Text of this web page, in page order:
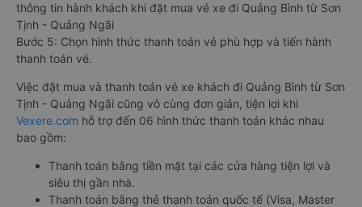
thông tin hành khách khi đặt mua vé xe đi Quảng Bình từ Sơn
Tịnh - Quảng Ngãi
Bước 5: Chọn hình thức thanh toán vé phù hợp và tiến hành
thanh toán vé.
Việc đặt mua và thanh toán vé xe khách đi Quảng Bình từ Sơn
Tịnh - Quảng Ngãi cũng vô cùng đơn giản, tiện lợi khi
Vexere.com hỗ trợ đến 06 hình thức thanh toán khác nhau
bao gồm:
Thanh toán bằng tiền mặt tại các cửa hàng tiện lợi và
siêu thị gần nhà.
Thanh toán bằng thẻ thanh toán quốc tế (Visa, Master